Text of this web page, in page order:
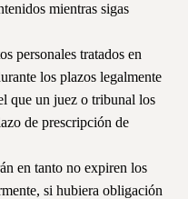
mientras sigas
personales tratados en
los plazos legalmente
que un juez o tribunal los
de prescripción de
en tanto no expiren los
si hubiera obligación